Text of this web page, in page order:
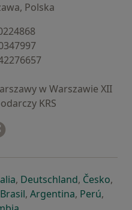
Polska
w Warszawie XII
KRS
karcie
nowej karcie
się w nowej karcie
otwiera się w nowej
, Deutschlandotwiera się
, Česko,
karcie
się w nowej karcie
się w nowej karcie
Brasilotwiera się w nowej
, Argentinaotwiera się
, Perú,